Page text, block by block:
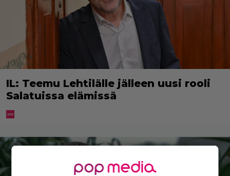
IL: Teemu Lehtilälle jälleen uusi rooli
Salatuissa elämissä